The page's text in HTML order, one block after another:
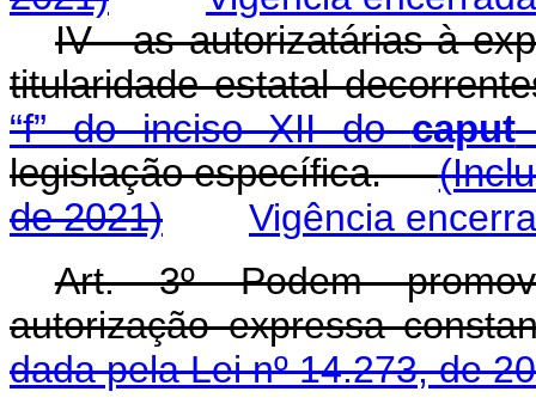
IV - as autorizatárias à
titularidade estatal
“f” do inciso XII docaput
legislação específica.
de 2021)
Vigência
Art. 3º Podem
autorização expressa
dada pela Lei nº 14.273, de